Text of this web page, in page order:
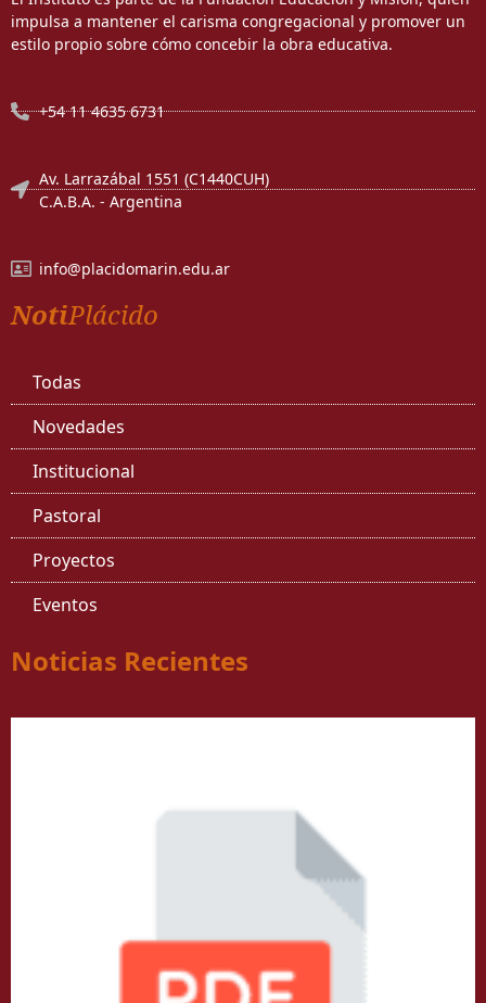
impulsa a mantener el carisma congregacional y promover un
estilo propio sobre cómo concebir la obra educativa.
+54 11 4635 6731
Av. Larrazábal 1551 (C1440CUH)
C.A.B.A. - Argentina
info@placidomarin.edu.ar
NotiPlácido
Todas
Novedades
Institucional
Pastoral
Proyectos
Eventos
Noticias Recientes